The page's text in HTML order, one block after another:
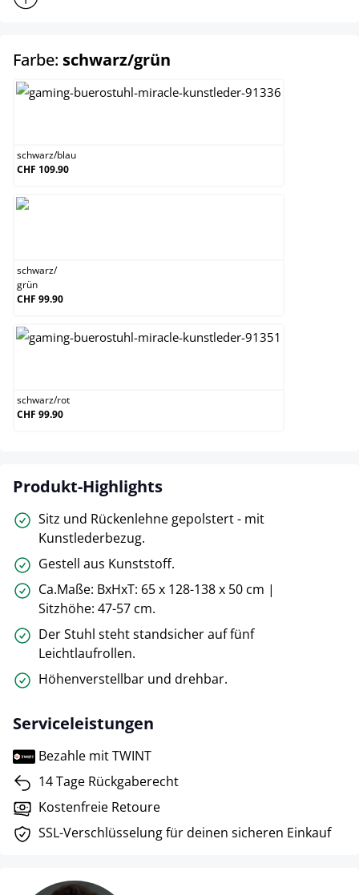
Farbe: schwarz/grün
schwarz/blau
CHF 109.90
schwarz/
grün
CHF 99.90
schwarz/rot
CHF 99.90
Produkt-Highlights
Sitz und Rückenlehne gepolstert - mit
Kunstlederbezug.
Gestell aus Kunststoff.
Ca.Maße: BxHxT: 65 x 128-138 x 50 cm |
Sitzhöhe: 47-57 cm.
Der Stuhl steht standsicher auf fünf
Leichtlaufrollen.
Höhenverstellbar und drehbar.
Serviceleistungen
Bezahle mit TWINT
14 Tage Rückgaberecht
Kostenfreie Retoure
SSL-Verschlüsselung für deinen sicheren Einkauf